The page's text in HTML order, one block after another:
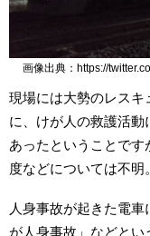
画像出典：https://
現場には大勢のレスキ
に、けが人の救護活
あったということで
度などについては不明。
人身事故が起きた電
が人身事故」などとい